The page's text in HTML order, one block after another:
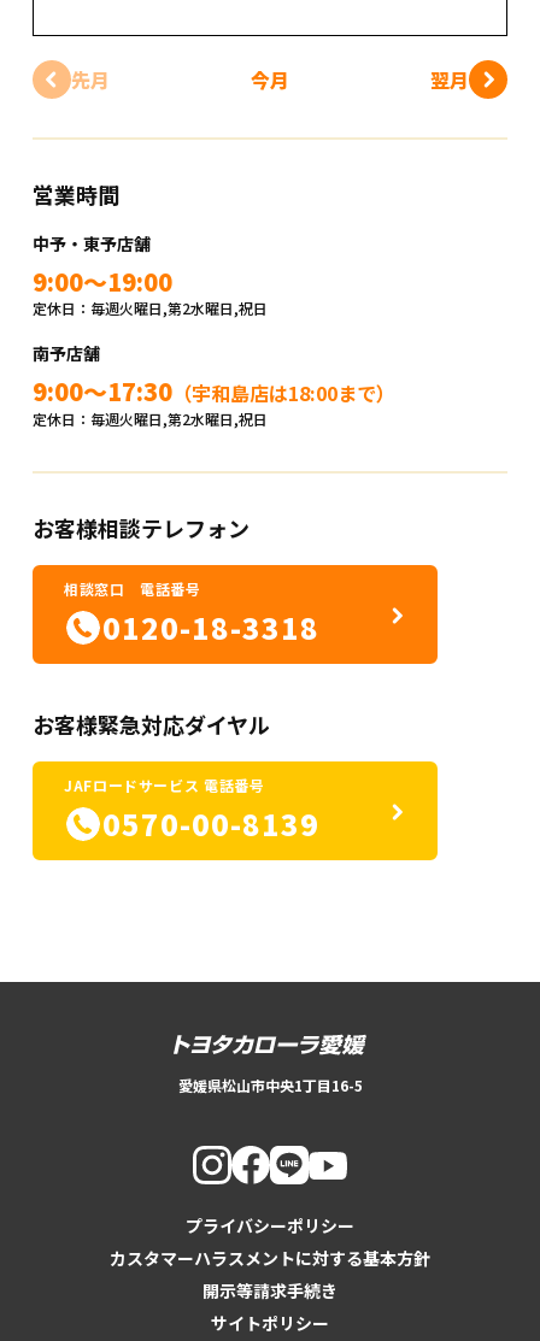
先月 今月 翌月
営業時間
中予・東予店舗
9:00～19:00
定休日：毎週火曜日,第2水曜日,祝日
南予店舗
9:00～17:30 （宇和島店は18:00まで）
定休日：毎週火曜日,第2水曜日,祝日
お客様相談テレフォン
相談窓口 電話番号
0120-18-3318
お客様緊急対応ダイヤル
JAFロードサービス 電話番号
0570-00-8139
愛媛県松山市中央1丁目16-5
プライバシーポリシー
カスタマーハラスメントに対する基本方針
開示等請求手続き
サイトポリシー